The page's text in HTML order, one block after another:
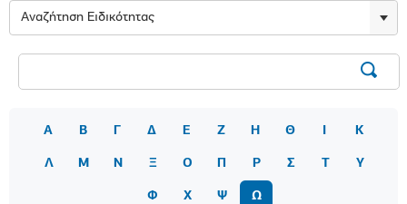
Αναζήτηση Ειδικότητας
Α Β Γ Δ Ε Ζ Η Θ Ι Κ
Λ Μ Ν Ξ Ο Π Ρ Σ Τ Υ
Φ Χ Ψ Ω